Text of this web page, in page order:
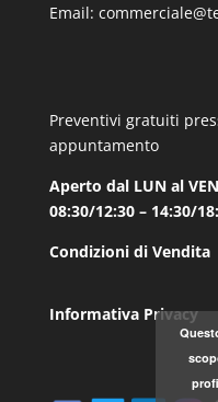
Email:
Preventivi gratuiti
appuntamento
Aperto dal LUN al VEN
08:30/12:30 – 14:30/
Condizioni di Vendita
Informativa Privacy